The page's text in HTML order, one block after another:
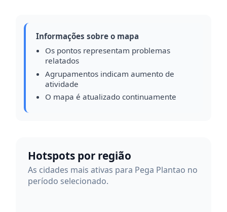
Informações sobre o mapa
Os pontos representam problemas
relatados
Agrupamentos indicam aumento de
atividade
O mapa é atualizado continuamente
Hotspots por região
As cidades mais ativas para Pega Plantao no
período selecionado.